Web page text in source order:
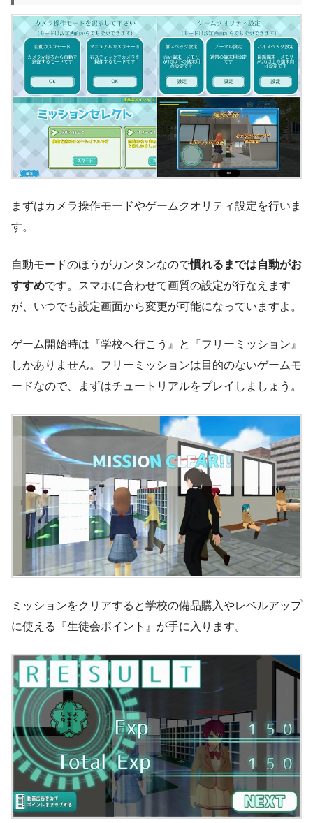
まずはカメラ操作モードやゲームクオリティ設定を行いま
す。
自動モードのほうがカンタンなので慣れるまでは自動がお
すすめです。スマホに合わせて画質の設定が行なえます
が、いつでも設定画面から変更が可能になっていますよ。
ゲーム開始時は『学校へ行こう』と『フリーミッション』
しかありません。フリーミッションは目的のないゲームモ
ードなので、まずはチュートリアルをプレイしましょう。
ミッションをクリアすると学校の備品購入やレベルアップ
に使える『生徒会ポイント』が手に入ります。